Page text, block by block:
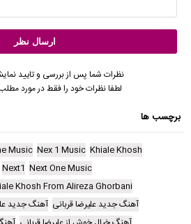
نظرات شما پس از بررسی و تایید
لطفا نظرات خود را فقط در مورد مطلب
برچسب ها
Khiale Khosh
Nex 1 Music
Music
Next One Music
Next1
Khosh From Alireza Ghorbani
آهنگ جدید علیرضا قربانی آهنگ جدید